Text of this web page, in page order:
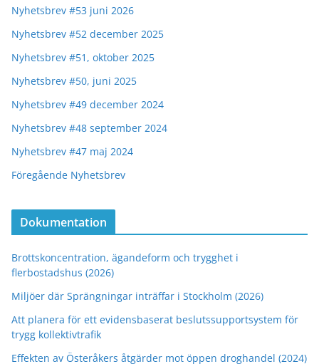
Nyhetsbrev #53 juni 2026
Nyhetsbrev #52 december 2025
Nyhetsbrev #51, oktober 2025
Nyhetsbrev #50, juni 2025
Nyhetsbrev #49 december 2024
Nyhetsbrev #48 september 2024
Nyhetsbrev #47 maj 2024
Föregående Nyhetsbrev
Dokumentation
Brottskoncentration, ägandeform och trygghet i
flerbostadshus (2026)
Miljöer där Sprängningar inträffar i Stockholm (2026)
Att planera för ett evidensbaserat beslutssupportsystem för
trygg kollektivtrafik
Effekten av Österåkers åtgärder mot öppen droghandel (2024)